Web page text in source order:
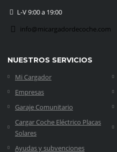
L-V 9:00 a 19:00
info@micargadordecoche.com
NUESTROS SERVICIOS
Mi Cargador
Empresas
Garaje Comunitario
Cargar Coche Eléctrico Placas
Solares
Ayudas y subvenciones